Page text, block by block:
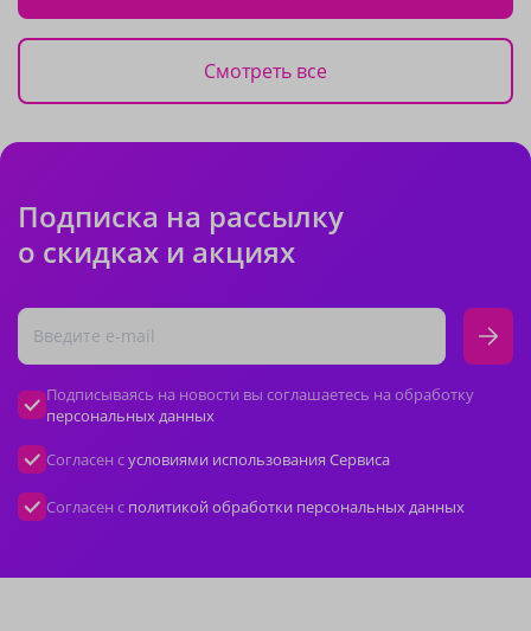
Смотреть все
Подписка на рассылку
о скидках и акциях
Подписываясь на новости вы соглашаетесь на обработку
персональных данных
Согласен сусловиями использования Сервиса
Согласен с политикой обработки персональных данных